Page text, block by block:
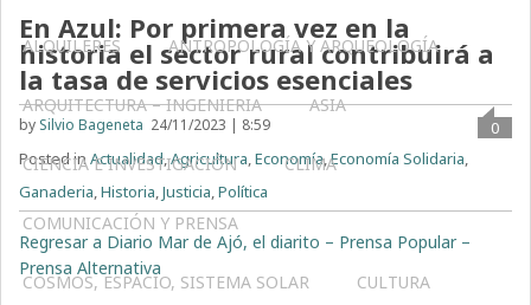
ALQUILERES ANTROPOLOGÍA Y ARQUEOLOGÍA
ARQUITECTURA – INGENIERIA ASIA
CIENCIA E INVESTIGACIÓN CLIMA
COMUNICACIÓN Y PRENSA
COSMOS, ESPACIO, SISTEMA SOLAR CULTURA
En Azul: Por primera vez en la
historia el sector rural contribuirá a
la tasa de servicios esenciales
by Silvio Bageneta 24/11/2023 | 8:59
0
Posted inActualidad,Agricultura,Economía,Economía Solidaria,
Ganaderia,Historia,Justicia,Política
Regresar a Diario Mar de Ajó, el diarito – Prensa Popular –
Prensa Alternativa